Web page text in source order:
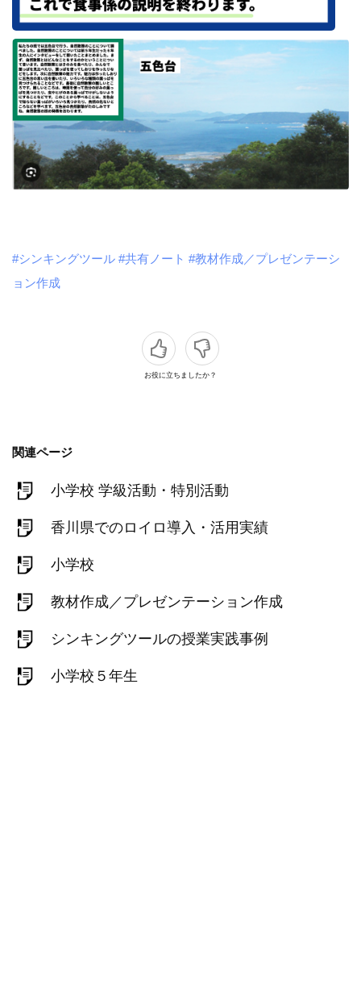
#シンキングツール #共有ノート #教材作成／プレゼンテーシ
ョン作成
お役に立ちましたか？
関連ページ
小学校 学級活動・特別活動
香川県でのロイロ導入・活用実績
小学校
教材作成／プレゼンテーション作成
シンキングツールの授業実践事例
小学校５年生